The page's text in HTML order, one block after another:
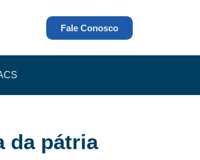
Fale Conosco
da pátria